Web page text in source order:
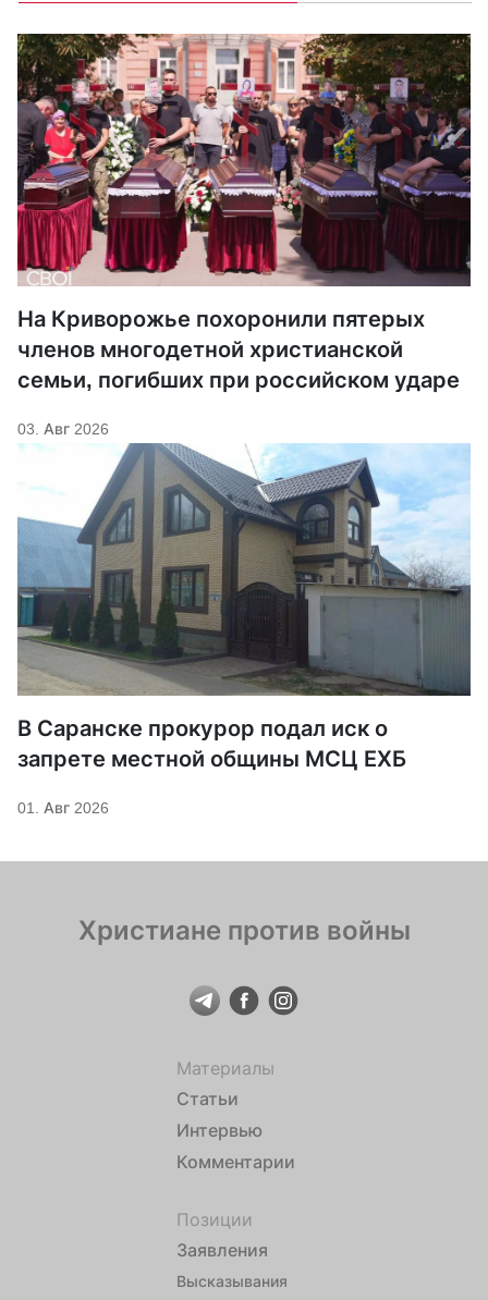
На Криворожье похоронили пятерых
членов многодетной христианской
семьи, погибших при российском ударе
03. Авг 2026
В Саранске прокурор подал иск о
запрете местной общины МСЦ ЕХБ
01. Авг 2026
Христиане против войны
Материалы
Статьи
Интервью
Комментарии
Позиции
Заявления
Высказывания